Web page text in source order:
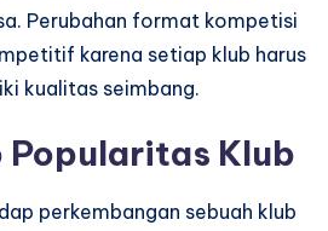
Perubahan format kompetisi
karena setiap klub harus
kualitas seimbang.
Popularitas Klub
perkembangan sebuah klub